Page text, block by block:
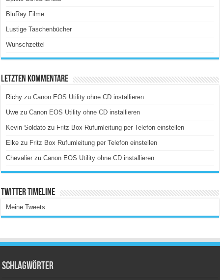
BluRay Filme
Lustige Taschenbücher
Wunschzettel
Letzten Kommentare
Richy zuCanon EOS Utility ohne CD installieren
Uwe zuCanon EOS Utility ohne CD installieren
Kevin Soldato zu Fritz Box Rufumleitung per Telefon einstellen
Elke zu Fritz Box Rufumleitung per Telefon einstellen
Chevalier zuCanon EOS Utility ohne CD installieren
Twitter Timeline
Meine Tweets
Schlagwörter